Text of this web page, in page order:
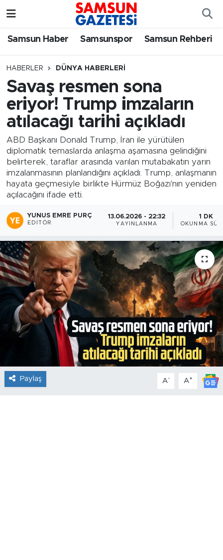
Samsun Haber Samsunspor Samsun Rehberi
HABERLER DÜNYA HABERLERI
Savaş resmen sona
eriyor! Trump imzaların
atılacağı tarihi açıkladı
ABD Başkanı Donald Trump, İran ile yürütülen
diplomatik temaslarda anlaşma aşamasına gelindiğini
belirterek, taraflar arasında varılan mutabakatın yarın
imzalanmasının planlandığını açıkladı. Trump, anlaşmanın
hayata geçmesiyle birlikte Hürmüz Boğazı'nın yeniden
açılacağını ifade etti.
YUNUS EMRE PURÇ
EDITÖR
13.06.2026 - 22:32
YAYINLANMA
1 DK
OKUNMA
Paylaş A- A+
Samsun Haber
Samsunspor
Samsun Rehberi
Resmi İlanlar
Samsun Nöbetçi Eczaneler
Samsun Hava Durumu
SAMSUN Namaz Vakitleri
Samsun Trafik Yoğunluk Haritası
Süper Lig Puan Durumu ve Fikstür
Tüm Manşetler
Son Dakika Haberleri
Haber Arşivi